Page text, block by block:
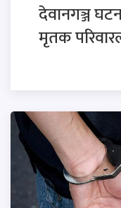
देवानगञ्ज
मृतक